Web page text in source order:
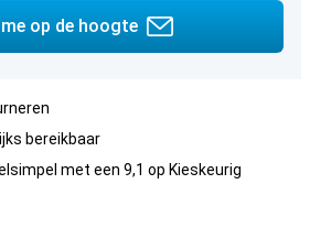
op de hoogte
bereikbaar
met een 9,1 op Kieskeurig